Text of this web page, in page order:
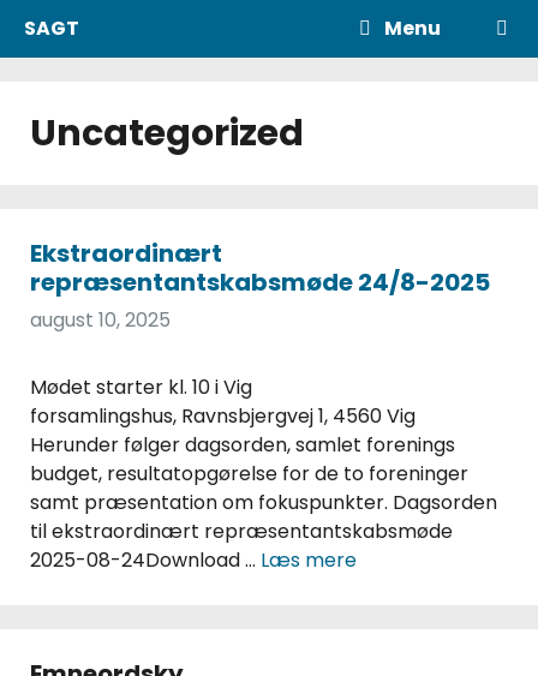
SAGT Menu
Uncategorized
Ekstraordinært
repræsentantskabsmøde 24/8-2025
august 10, 2025
Mødet starter kl. 10 i Vig
forsamlingshus, Ravnsbjergvej 1, 4560 Vig
Herunder følger dagsorden, samlet forenings
budget, resultatopgørelse for de to foreninger
samt præsentation om fokuspunkter. Dagsorden
til ekstraordinært repræsentantskabsmøde
2025-08-24Download … Læs mere